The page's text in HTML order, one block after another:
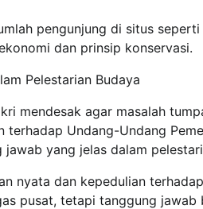
pengunjung di situs
dan prinsip konservasi.
Pelestarian Budaya
mendesak agar masalah
terhadap Undang-Undang
yang jelas dalam
nyata dan kepedulian
pusat, tetapi tanggung jawab